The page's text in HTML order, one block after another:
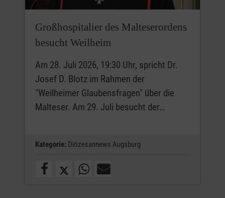
Großhospitalier des Malteserordens
besucht Weilheim
Am 28. Juli 2026, 19:30 Uhr, spricht Dr.
Josef D. Blotz im Rahmen der
"Weilheimer Glaubensfragen" über die
Malteser. Am 29. Juli besucht der…
Kategorie: Diözesannews Augsburg